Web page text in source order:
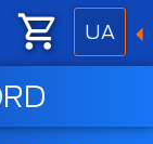
UA